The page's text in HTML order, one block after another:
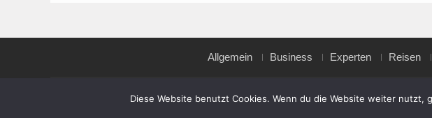
Allgemein Business Experten Reisen
Copyright © All rights reserved.Diese Website benutzt Cookies. Wenn du die Website weiter nutzt,